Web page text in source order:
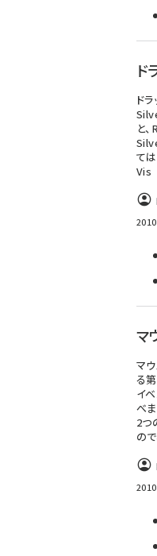
ド
ド
と
て
Vis
マ
マ
る
イ
べ
2つ
の